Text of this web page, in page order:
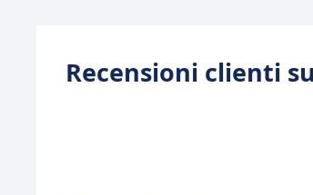
Recensioni clienti